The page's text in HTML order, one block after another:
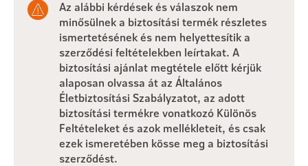
Az alábbi kérdések és válaszok nem
minősülnek a biztosítási termék részletes
ismertetésének és nem helyettesítik a
szerződési feltételekben leírtakat. A
biztosítási ajánlat megtétele előtt kérjük
alaposan olvassa át az Általános
Életbiztosítási Szabályzatot, az adott
biztosítási termékre vonatkozó Különös
Feltételeket és azok mellékleteit, és csak
ezek ismeretében kösse meg a biztosítási
szerződést.